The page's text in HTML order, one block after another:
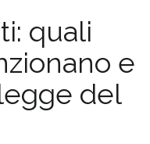
quali
e
del